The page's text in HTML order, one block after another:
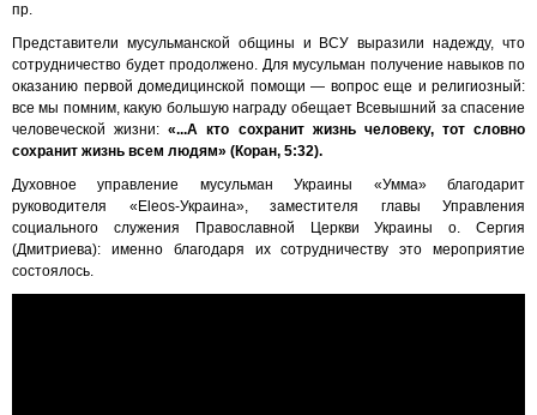
пр.
Представители мусульманской общины и ВСУ выразили надежду, что
сотрудничество будет продолжено. Для мусульман получение навыков по
оказанию первой домедицинской помощи — вопрос еще и религиозный:
все мы помним, какую большую награду обещает Всевышний за спасение
человеческой жизни:«...А кто сохранит жизнь человеку, тот словно
сохранит жизнь всем людям» (Коран, 5:32).
Духовное управление мусульман Украины «Умма» благодарит
руководителя «Eleos-Украина», заместителя главы Управления
социального служения Православной Церкви Украины о. Сергия
(Дмитриева): именно благодаря их сотрудничеству это мероприятие
состоялось.